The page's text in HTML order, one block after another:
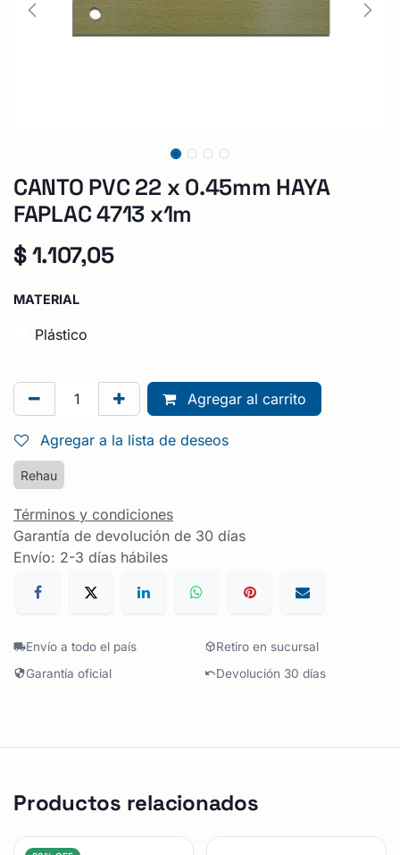
CANTO PVC 22 x 0.45mm HAYA
FAPLAC 4713 x1m
$1.107,05
MATERIAL
Plástico
Agregar al carrito
Agregar a la lista de deseos
Rehau
Términos y condiciones
Garantía de devolución de 30 días
Envío: 2-3 días hábiles
Envío a todo el país
Retiro en sucursal
Garantía oficial
Devolución 30 días
Productos relacionados